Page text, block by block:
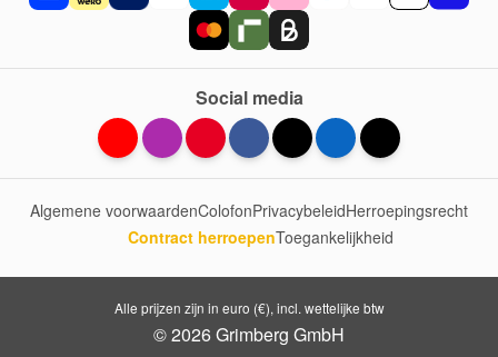
Social media
Algemene voorwaardenColofonPrivacybeleidHerroepingsrecht
Contract herroepenToegankelijkheid
Alle prijzen zijn in euro (€), incl. wettelijke btw
© 2026 Grimberg GmbH